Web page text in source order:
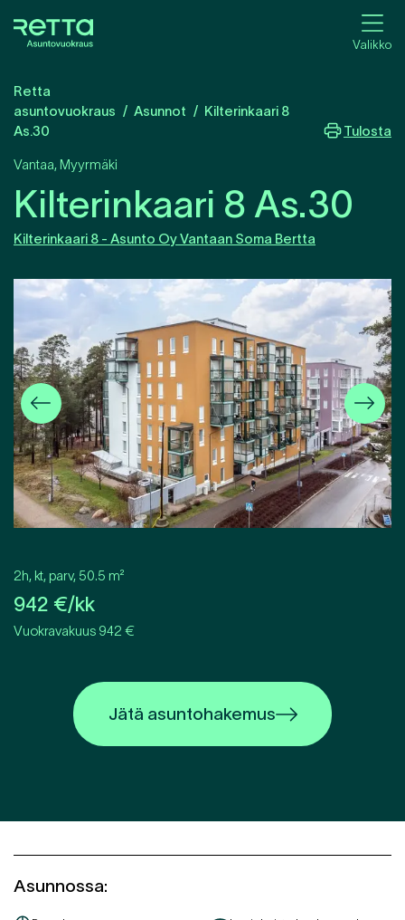
Valikko
Retta
asuntovuokraus
Asunnot
Kilterinkaari 8
As.30
Tulosta
Vantaa, Myyrmäki
Kilterinkaari 8 As.30
Kilterinkaari 8 - Asunto Oy Vantaan Soma Bertta
2h, kt, parv, 50.5 m²
942 €/kk
Vuokravakuus 942 €
Jätä asuntohakemus
Asunnossa: